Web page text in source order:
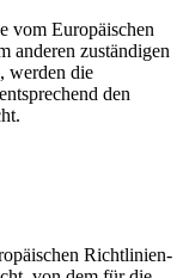
vom Europäischen
anderen zuständigen
werden die
den
Richtlinien-